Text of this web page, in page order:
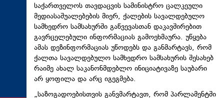
თავდაცვა
რეგიონი
კულტურა
ტექნოლოგიები
საქართველოს თავდაცვის სამინისტრო ცალკეული
მედიასაშუალებების მიერ, ქალების სავალდებულო
სამხედრო სამსახურში გაწვევასთან დაკავშირებით
გავრცელებული ინფორმაციას გამოეხმაურა. უწყება
ამას დეზინფორმაციას უწოდებს და განმარტავს, რომ
ქალთა სავალდებულო სამხედრო სამსახურის შესახებ
რაიმე ახალ საკანონმდებლო ინიციატივაზე საუბარი
არ ყოფილა და არც იგეგმება.
„საზოგადოებისთვის განვმარტავთ, რომ პარლამენტში